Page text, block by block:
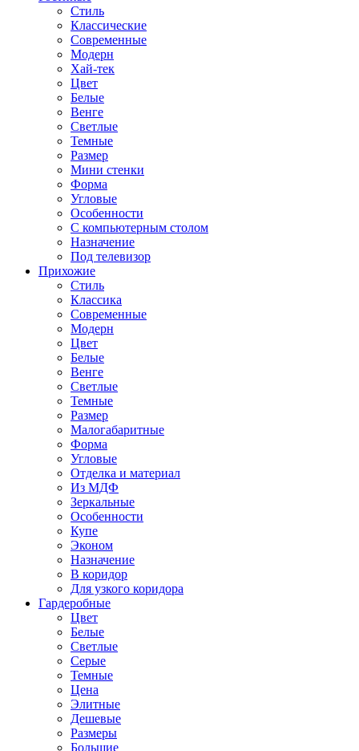
Стиль
Классические
Современные
Модерн
Хай-тек
Цвет
Белые
Венге
Светлые
Темные
Размер
Мини стенки
Форма
Угловые
Особенности
С компьютерным столом
Назначение
Под телевизор
Прихожие
Стиль
Классика
Современные
Модерн
Цвет
Белые
Венге
Светлые
Темные
Размер
Малогабаритные
Форма
Угловые
Отделка и материал
Из МДФ
Зеркальные
Особенности
Купе
Эконом
Назначение
В коридор
Для узкого коридора
Гардеробные
Цвет
Белые
Светлые
Серые
Темные
Цена
Элитные
Дешевые
Размеры
Большие